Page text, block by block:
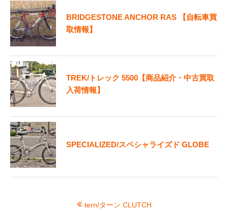
BRIDGESTONE ANCHOR RAS 【自転車買
取情報】
TREK/トレック 5500【商品紹介・中古買取
入荷情報】
SPECIALIZED/スペシャライズド GLOBE
tern/ターン CLUTCH